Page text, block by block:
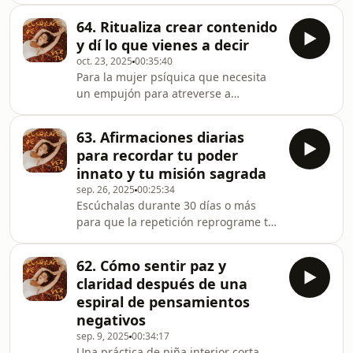
Reprogramación Customizada para
liberarte de patrones, eleva tu iden
romantizar tu práctica! Mencionados:
Paperblanks. Modelo: Ultra Lined
Hardcover Journals 52. Cuéntate toda
la verdad - El journaling que te
cambiará la vidaLeuchtturm1917.
Modelo: Medium. A5. Dotted
(Puntos).Ayesha Durrani -
@oath.oraclePaperblanks. Modelo:
Mini. Ha
64. Ritualiza crear contenido
y dí lo que vienes a decir
oct. 23, 2025 00:35:40
Para la mujer psíquica que necesita
un empujón para atreverse a
canalizado que llega muy lejos (sin
que te importe el algoritmo). Me
encantaría saber qué has recibido de
este episodio en los comentarios! O
escríbeme por Instagram a:⁠⁠⁠⁠⁠⁠
@nora.visions⁠⁠⁠⁠⁠⁠ :) SI TE HA GUSTADO
ESTE EPISODIO, TE RECOMIENDO:36.
Cómo contar tu hist
63. Afirmaciones diarias
para recordar tu poder
innato y tu misión sagrada
sep. 26, 2025 00:25:34
Escúchalas durante 30 días o más
para que la repetición reprograme tu
realidad porqué tu mente empezará a
buscar evidencias que lo que piensas
ahora es verdad. Ya me contarás!!!
Gracias inmensas a Celia por inspirar
estas afirmaciones a través de su
62. Cómo sentir paz y
claridad después de una
espiral de pensamientos
negativos
sep. 9, 2025 00:34:17